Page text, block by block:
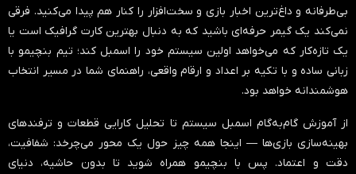
بی‌طرفانه و داغ‌ترین اخبار بازی و سخت‌افزار را کنار هم پیدا می‌کنید. فرقی
نمی‌کند یک گیمر حرفه‌ای باشید که به دنبال بهترین کارت گرافیک است یا
یک تازه‌کار که می‌خواهد اولین سیستم خود را اسمبل کند؛ تیم بنچیمو با
زبانی ساده و با تکیه بر اعداد و ارقام واقعی، راهنمای شما در مسیر انتخاب
هوشمندانه خواهد بود.
از آموزش گام‌به‌گام اسمبل سیستم تا تحلیل کارایی قطعات و ترفندهای
بهینه‌سازی بازی‌ها — اینجا همه چیز حول یک محور می‌چرخد: شفافیت،
دقت و اعتماد. پس با بنچیمو همراه شوید تا بدون حاشیه، دنیای